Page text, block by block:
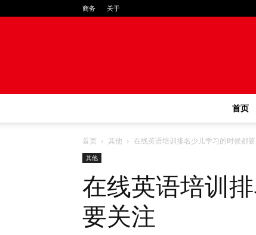
商务 关于
首页
首页 其他 在线英语培训排名少儿学习的时候都
其他
在线英语培训
要关注